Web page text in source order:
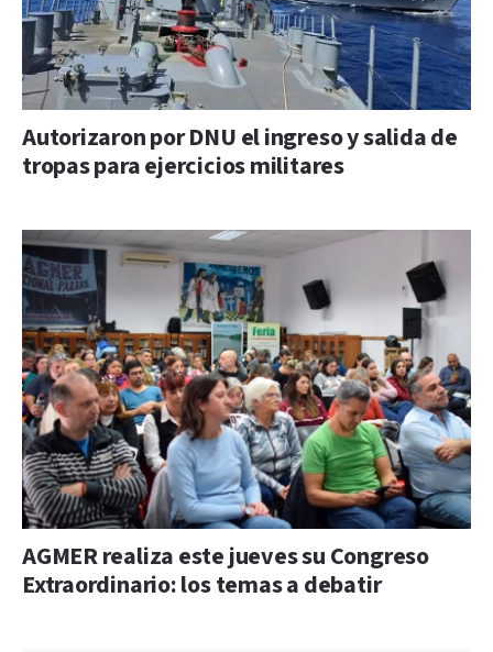
Autorizaron por DNU el ingreso y salida de
tropas para ejercicios militares
AGMER realiza este jueves su Congreso
Extraordinario: los temas a debatir